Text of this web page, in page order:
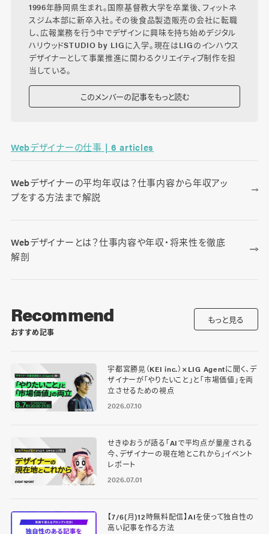
1996年静岡県生まれ。国際基督教大学を卒業後、フィットネ
スジム本部に新卒入社。その後食品製造販売の会社に転職
し、広報業務を行う中でデザインに興味を持ち始めデジタル
ハリウッドSTUDIO by LIGに入学。現在はLIGのインハウス
デザイナーとして事業推進に関わるクリエイティブ制作を担
当している。
このメンバーの記事をもっと読む
Webデザイナーの仕事 | 6 articles
Webデザイナーの平均年収は？仕事内容から年収アッ
プをする方法まで解説
Webデザイナーとは？仕事内容や年収・将来性を徹底
解剖
Recommend
おすすめ記事
もっと見る
宇都宮勝晃（KEI inc.）×LIG Agentに聞く、デ
ザイナーが「やりたいこと」と「市場価値」を両
立させるための視点
2026.07.10
せきゆおうが語る「AIで平均点が量産される
今、デザイナーの現在地とこれから」イベント
レポート
2026.07.01
【7/6(月)12時無料配信】AIを使って独自性の
高い記事を作る方法